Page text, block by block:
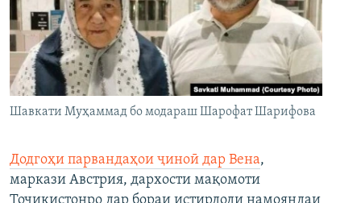
Шавкати Муҳаммад бо модараш Шарофат Шарифова
Додгоҳи парвандаҳои ҷиноӣ дар Вена,
маркази Австрия, дархости мақомоти